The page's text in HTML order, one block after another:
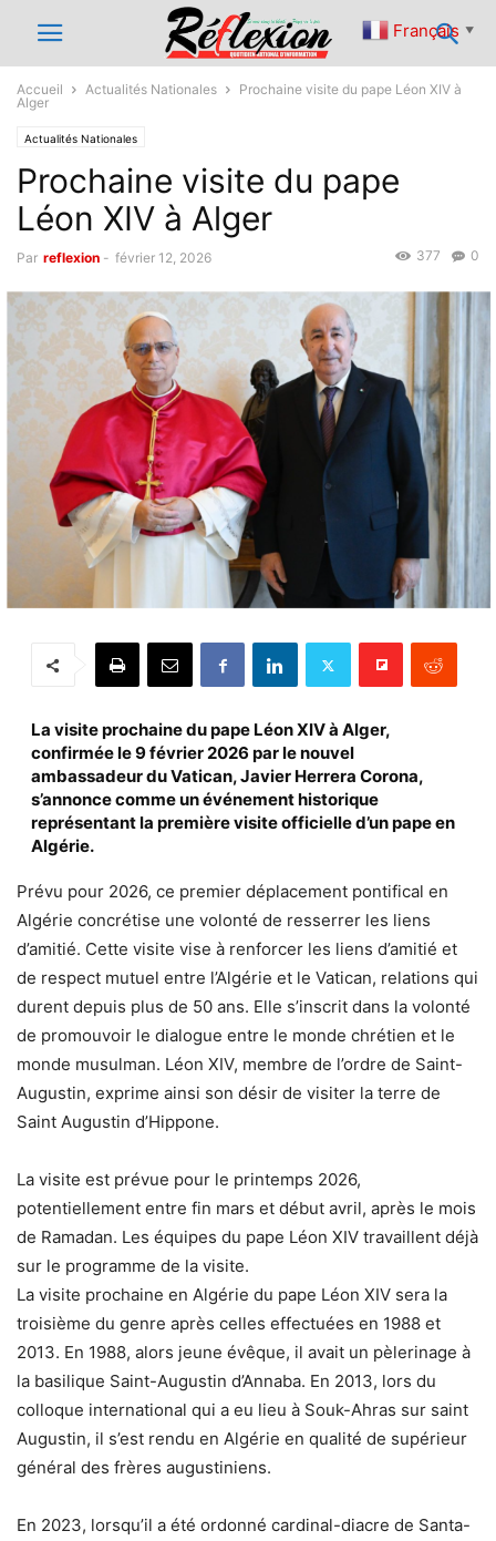
Accueil Actualités Nationales
Prochaine visite du pape Léon XIV à
Alger
Actualités Nationales
Prochaine visite du pape
Léon XIV à Alger
Par reflexion - février 12, 2026 0
377
La visite prochaine du pape Léon XIV à Alger,
confirmée le 9 février 2026 par le nouvel
ambassadeur du Vatican, Javier Herrera Corona,
s’annonce comme un événement historique
représentant la première visite officielle d’un pape en
Algérie.
Prévu pour 2026, ce premier déplacement pontifical en
Algérie concrétise une volonté de resserrer les liens
d’amitié. Cette visite vise à renforcer les liens d’amitié et
de respect mutuel entre l’Algérie et le Vatican, relations qui
durent depuis plus de 50 ans. Elle s’inscrit dans la volonté
de promouvoir le dialogue entre le monde chrétien et le
monde musulman. Léon XIV, membre de l’ordre de Saint-
Augustin, exprime ainsi son désir de visiter la terre de
Saint Augustin d’Hippone.
La visite est prévue pour le printemps 2026,
potentiellement entre fin mars et début avril, après le mois
de Ramadan. Les équipes du pape Léon XIV travaillent déjà
sur le programme de la visite.
La visite prochaine en Algérie du pape Léon XIV sera la
troisième du genre après celles effectuées en 1988 et
2013. En 1988, alors jeune évêque, il avait un pèlerinage à
la basilique Saint-Augustin d’Annaba. En 2013, lors du
colloque international qui a eu lieu à Souk-Ahras sur saint
Augustin, il s’est rendu en Algérie en qualité de supérieur
général des frères augustiniens.
En 2023, lorsqu’il a été ordonné cardinal-diacre de Santa-
Français ▼